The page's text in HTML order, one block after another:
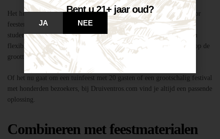
Het huren van een biertap in locatie Breda is niet alleen geschikt voor
feesten thuis, maar ook voor bedrijfsevenementen, buurtfeesten,
studentenfeestjes en verenigingsactiviteiten. Dankzij de mobiliteit en
flexibiliteit van onze tapinstallaties kunnen we moeiteloos inspelen op de
grootte en aard van elk evenement.
Of het nu gaat om een tuinfeest met 20 gasten of een grootschalig festival
met honderden bezoekers, bij Druiventros.com vind je altijd een passende
oplossing.
Combineren met feestmaterialen
Bent u 21+ jaar oud?
JA NEE